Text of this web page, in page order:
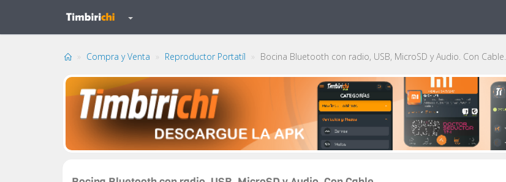
Compra y Venta Reproductor Portatíl Bocina Bluetooth con radio, USB, MicroSD y Audio. Con Cable.